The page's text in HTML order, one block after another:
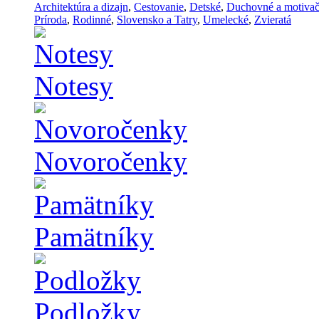
Architektúra a dizajn, Cestovanie, Detské, Duchovné a
Príroda, Rodinné, Slovensko a Tatry, Umelecké, Zvieratá
Notesy
Novoročenky
Pamätníky
Podložky